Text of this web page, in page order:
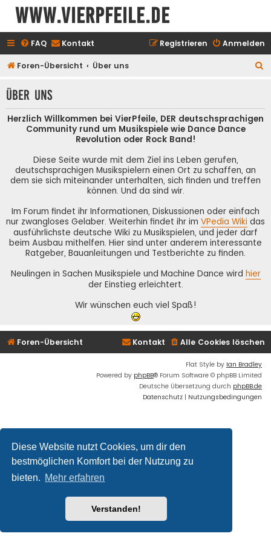
Diese Website nutzt Cookies, um dir den
bestmöglichen Komfort bei der Nutzung zu
bieten. Mehr erfahren
Verstanden!
www.vierpfeile.de
FAQ Kontakt Anmelden
Registrieren
Foren-Übersicht Über uns
h
Über uns
Herzlich Willkommen bei VierPfeile, DER deutschsprachigen
Community rund um Musikspiele wie Dance Dance
Revolution oder Rock Band!
Diese Seite wurde mit dem Ziel ins Leben gerufen,
deutschsprachigen Musikspielern einen Ort zu schaffen, an
dem sie sich miteinander unterhalten, sich finden und treffen
können. Und da sind wir.
Im Forum findet ihr Informationen, Diskussionen oder einfach
nur zwangloses Gelaber. Weiterhin findet ihr im VPedia Wiki das
ausführlichste deutsche Wiki zu Musikspielen, und jeder darf
beim Ausbau mithelfen. Hier sind unter anderem interessante
Ratgeber, Bauanleitungen und Testberichte zu finden.
Neulingen in Sachen Musikspiele und Machine Dance wird hier
der Einstieg erleichtert.
Wir wünschen euch viel Spaß!
Foren-Übersicht Alle Cookies löschen
Kontakt
Flat Style by Ian Bradley
Powered by phpBB® Forum Software © phpBB Limited
Deutsche Übersetzung durch phpBB.de
Datenschutz | Nutzungsbedingungen